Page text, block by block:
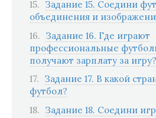
Задание 15. Соедини
объединения и
Задание 16. Где играют
профессиональные
получают зарплату за игру?
Задание 17. В какой
футбол?
Задание 18. Соедини